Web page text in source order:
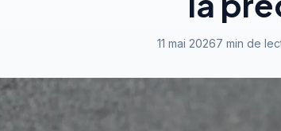
11 mai 20267 min de